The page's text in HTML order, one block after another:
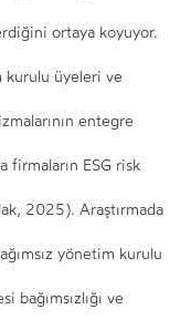
ortaya koyuyor.
kurulu üyeleri ve
entegre
firmaların ESG risk
2025). Araştırmada
yönetim kurulu
bağımsızlığı ve